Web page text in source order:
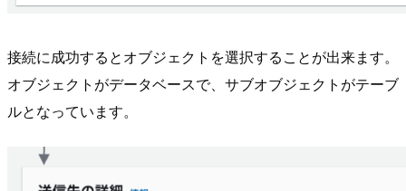
接続に成功するとオブジェクトを選択することが出来ます。
オブジェクトがデータベースで、サブオブジェクトがテーブ
ルとなっています。